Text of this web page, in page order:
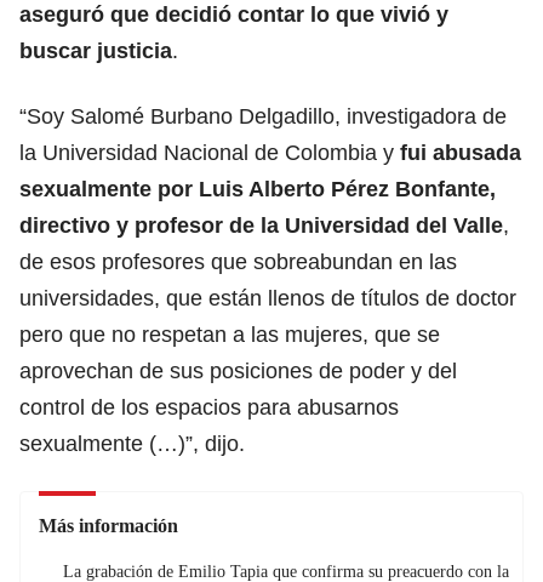
aseguró que decidió contar lo que vivió y
buscar justicia.
“Soy Salomé Burbano Delgadillo, investigadora de
la Universidad Nacional de Colombia y fui abusada
sexualmente por Luis Alberto Pérez Bonfante,
directivo y profesor de la Universidad del Valle,
de esos profesores que sobreabundan en las
universidades, que están llenos de títulos de doctor
pero que no respetan a las mujeres, que se
aprovechan de sus posiciones de poder y del
control de los espacios para abusarnos
sexualmente (…)”, dijo.
Más información
La grabación de Emilio Tapia que confirma su preacuerdo con la